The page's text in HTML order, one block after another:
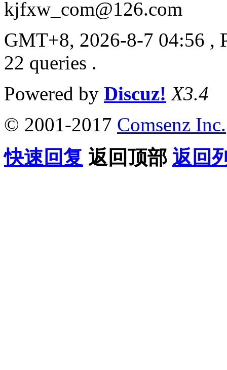
kjfxw_com@126.com
GMT+8, 2026-8-7 04:56 ,
22 queries .
Powered by Discuz! X3.4
© 2001-2017 Comsenz Inc.
快速回复 返回顶部 返回